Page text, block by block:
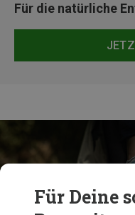
Für die natürliche
Für Deine